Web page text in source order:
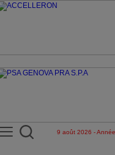
9 août 2026 -